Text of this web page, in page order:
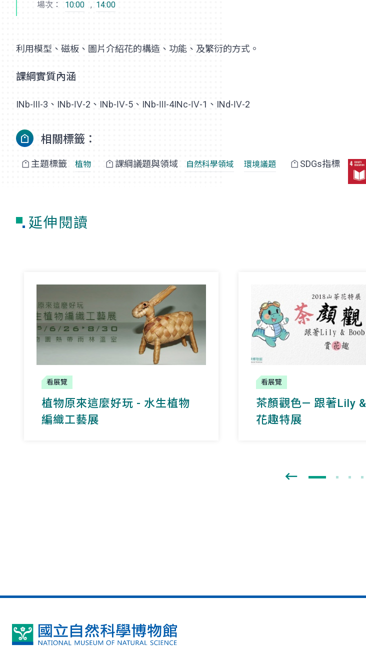
場次： 10:00 , 14:00
利用模型、磁板、圖片介紹花的構造、功能、及繁衍的方式。
課綱實質內涵
INb-Ⅲ-3、INb-Ⅳ-2、INb-Ⅳ-5、INb-Ⅲ-4INc-Ⅳ-1、INd-Ⅳ-2
相關標籤：
主題標籤 植物 課綱議題與領域 自然科學領域 環境議題 SDGs指標
延伸閱讀
看展覽
植物原來這麼好玩 - 水生植物
編織工藝展
看展覽
茶顏觀色— 跟著Lily
花趣特展
國